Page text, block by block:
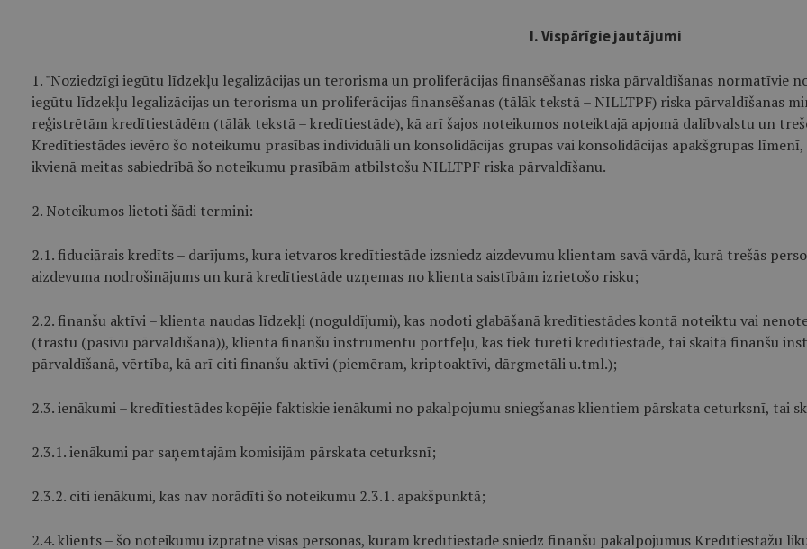
I. Vispārīgie jautājumi
1. "Noziedzīgi iegūtu līdzekļu legalizācijas un terorisma un proliferācijas finansēšanas riska pārvaldīšanas normatīvie
iegūtu līdzekļu legalizācijas un terorisma un proliferācijas finansēšanas (tālāk tekstā – NILLTPF) riska pārvaldīšanas
reģistrētām kredītiestādēm (tālāk tekstā – kredītiestāde), kā arī šajos noteikumos noteiktajā apjomā dalībvalstu un
Kredītiestādes ievēro šo noteikumu prasības individuāli un konsolidācijas grupas vai konsolidācijas apakšgrupas
ikvienā meitas sabiedrībā šo noteikumu prasībām atbilstošu NILLTPF riska pārvaldīšanu.
2. Noteikumos lietoti šādi termini:
2.1. fiduciārais kredīts – darījums, kura ietvaros kredītiestāde izsniedz aizdevumu klientam savā vārdā, kurā trešās
aizdevuma nodrošinājums un kurā kredītiestāde uzņemas no klienta saistībām izrietošo risku;
2.2. finanšu aktīvi – klienta naudas līdzekļi (noguldījumi), kas nodoti glabāšanā kredītiestādes kontā noteiktu vai
(trastu (pasīvu pārvaldīšanā)), klienta finanšu instrumentu portfeļu, kas tiek turēti kredītiestādē, tai skaitā finanšu
pārvaldīšanā, vērtība, kā arī citi finanšu aktīvi (piemēram, kriptoaktīvi, dārgmetāli u.tml.);
2.3. ienākumi – kredītiestādes kopējie faktiskie ienākumi no pakalpojumu sniegšanas klientiem pārskata ceturksnī, tai
2.3.1. ienākumi par saņemtajām komisijām pārskata ceturksnī;
2.3.2. citi ienākumi, kas nav norādīti šo noteikumu 2.3.1. apakšpunktā;
2.4. klients – šo noteikumu izpratnē visas personas, kurām kredītiestāde sniedz finanšu pakalpojumus Kredītiestāžu